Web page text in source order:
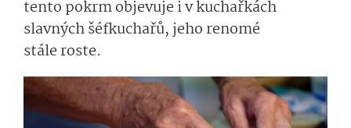
tento pokrm objevuje i v kuchařkách
slavných šéfkuchařů, jeho renomé
stále roste.